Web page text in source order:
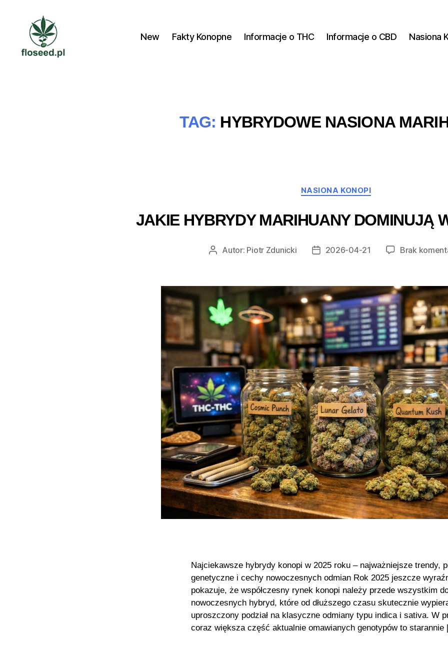
New Fakty Konopne Informacje o THC Informacje o CBD Nasiona
TAG: HYBRYDOWE NASIONA
Kategorie
NASIONA KONOPI
JAKIE HYBRYDY MARIHUANY DOMINUJĄ
AutorAutor: Piotr Zdunicki
Data2026-04-21 Brak
Najciekawsze hybrydy konopi w 2025 roku – najważniejsze trendy,
genetyczne i cechy nowoczesnych odmian Rok 2025 jeszcze
pokazuje, że współczesny rynek konopi należy przede wszystkim
nowoczesnych hybryd, które od dłuższego czasu skutecznie
uproszczony podział na klasyczne odmiany typu indica i sativa. W
coraz większa część aktualnie omawianych genotypów to